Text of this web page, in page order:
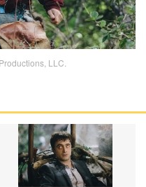
LLC.